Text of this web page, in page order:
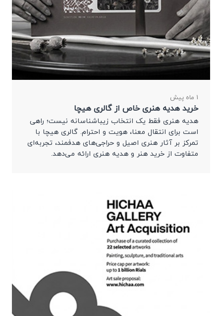
1 ماه پیش
خرید هدیه هنری خاص از گالری هیچا
هدیه هنری فقط یک انتخاب زیباشناسانه نیست؛ راهی
است برای انتقال معنا، هویت و احترام. گالری هیچا با
تمرکز بر آثار هنری اصیل و حراجی‌های هدفمند، تجربه‌ای
متفاوت از خرید هنر و هدیه هنری ارائه می‌دهد.